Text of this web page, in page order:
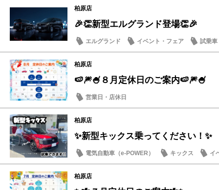
柏原店
🎉👏新型エルグランド登場👏🎉
エルグランド イベント・フェア 試乗車
柏原店
🍉🎆🍧８月定休日のご案内🍉🎆🍧
営業日・店休日
柏原店
✨新型キックス乗ってください！✨
電気自動車（e-POWER） キックス
イ
新型車
柏原店